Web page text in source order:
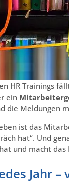
HR Trainings
ein
die Meldungen
ist das
hat“. Und
und macht
Jahr